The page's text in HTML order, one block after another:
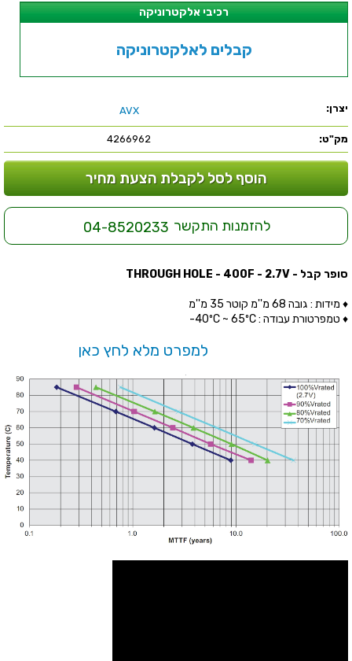
רכיבי אלקטרוניקה
קבלים לאלקטרוניקה
יצרן: AVX
מק"ט: 4266962
הוסף לסל לקבלת הצעת מחיר
להזמנות התקשר 04-8520233
סופר קבל - THROUGH HOLE - 400F - 2.7V
♦ מידות : גובה 68 מ''מ קוטר 35 מ''מ
♦ טמפרטורת עבודה : 40ºC ~ 65ºC-
למפרט מלא לחץ כאן